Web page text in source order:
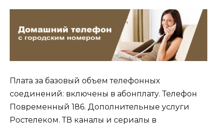
Плата за базовый объем телефонных
соединений: включены в абонплату. Телефон
Повременный 186. Дополнительные услуги
Ростелеком. ТВ каналы и сериалы в